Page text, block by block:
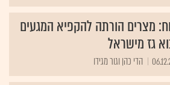
מצרים הורתה להקפיא המגעים
גז מישראל
הדי כהן וגור מגידו